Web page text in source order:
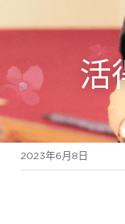
活
2023年6月8日